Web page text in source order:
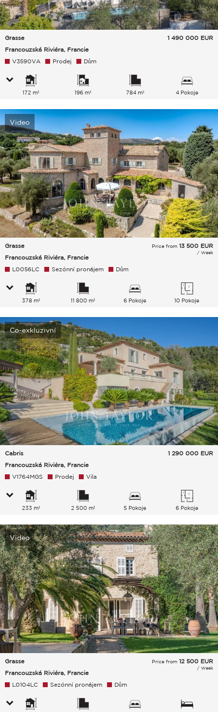
Grasse
Francouzská Riviéra, Francie
1 490 000 EUR
V3590VA Prodej Dům
172 m² 196 m² 784 m² 4 Pokoje
Video
Grasse
Francouzská Riviéra, Francie
Price from 13 500 EUR
/ Week
L0056LC Sezónní pronájem Dům
378 m² 11 800 m² 6 Pokoje 10 Pokoje
Co-exkluzivní
Cabris
Francouzská Riviéra, Francie
1 290 000 EUR
V1764MGS Prodej Vila
233 m² 2 500 m² 5 Pokoje 6 Pokoje
Video
Grasse
Francouzská Riviéra, Francie
Price from 12 500 EUR
/ Week
L0104LC Sezónní pronájem Dům